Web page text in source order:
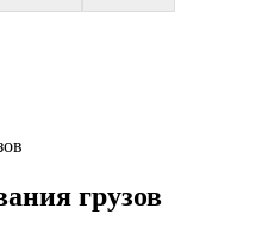
грузов